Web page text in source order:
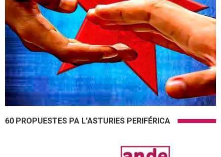
60 PROPUESTES PA L'ASTURIES PERIFÉRICA